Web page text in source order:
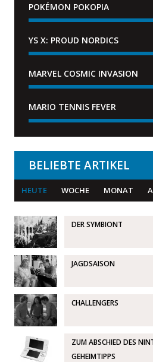
POKÉMON POKOPIA
YS X: PROUD NORDICS
MARVEL COSMIC INVASION
MARIO TENNIS FEVER
BELIEBTE ARTIKEL
HEUTE WOCHE MONAT
DER SYMBIONT
JAGDSAISON
CHALLENGERS
ZUM ABSCHIED DES
GEHEIMTIPPS